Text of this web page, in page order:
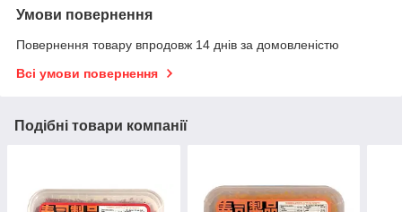
Умови повернення
Повернення товару впродовж 14 днів за домовленістю
Всі умови повернення
Подібні товари компанії